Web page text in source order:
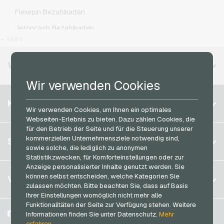
Wir verwenden Cookies
Wir verwenden Cookies, um Ihnen ein optimales
Webseiten-Erlebnis zu bieten. Dazu zählen Cookies, die
für den Betrieb der Seite und für die Steuerung unserer
kommerziellen Unternehmensziele notwendig sind,
sowie solche, die lediglich zu anonymen
Statistikzwecken, für Komforteinstellungen oder zur
Anzeige personalisierter Inhalte genutzt werden. Sie
können selbst entscheiden, welche Kategorien Sie
zulassen möchten. Bitte beachten Sie, dass auf Basis
Ihrer Einstellungen womöglich nicht mehr alle
Funktionalitäten der Seite zur Verfügung stehen. Weitere
Informationen finden Sie unter Datenschutz.Mehr
PeterPane Geschenkkarten
roastmarket Geschenkkarten
Rossmann Geschenkkarten
RTL+ Geschenkkarten
Saturn Geschenkkarten
SB-Tankstelle Geschenkkarten
Shell Geschenkkarten
Shop-Apotheke Geschenkkarten
Spotify Premium Geschenkkarten
Thalia Geschenkkarten
Vodafone Handyguthaben
Flexepin Bezahlkarten
Jetoncash Bezahlkarten
Razer Gold Bezahlkarten
Transcash Bezahlkarten
VERFÜGBARE REGIONEN
Belgien
Brasilien
Deutschland (DE)
Deutschland (EN)
Frankreich
Italien
Niederlande
Österreich
KONTO
Registrieren
Anmelden
Mein Warenkorb
SERVICE
FAQ
Zahlungsmethoden
&Widerrufsrecht
Datenschutzrichtlinien
VGO-SHOP
Über uns
Facebook